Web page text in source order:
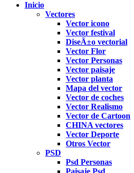
Inicio
Vectores
Vector icono
Vector festival
DiseÃ±o vectorial
Vector Flor
Vector Personas
Vector paisaje
Vector planta
Mapa del vector
Vector de coches
Vector Realismo
Vector de Cartoon
CHINA vectores
Vector Deporte
Otros Vector
PSD
Psd Personas
Paisaje Psd